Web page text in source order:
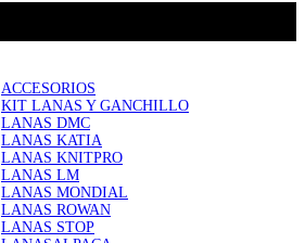
ACCESORIOS
KIT LANAS Y GANCHILLO
LANAS DMC
LANAS KATIA
LANAS KNITPRO
LANAS LM
LANAS MONDIAL
LANAS ROWAN
LANAS STOP